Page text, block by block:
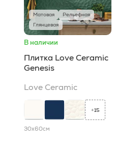
Матовая
Рельефная
Глянцевая
В наличии
Плитка Love Ceramic
Genesis
Love Ceramic
+15
30x60см